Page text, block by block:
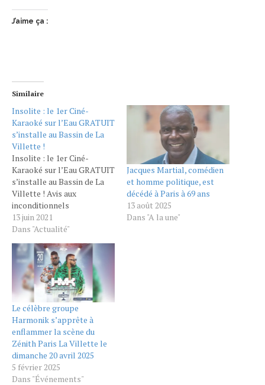
J’aime ça :
Similaire
Insolite : le 1er Ciné-
Karaoké sur l’Eau GRATUIT
s’installe au Bassin de La
Villette !
Insolite : le 1er Ciné-
Karaoké sur l’Eau GRATUIT
s’installe au Bassin de La
Villette ! Avis aux
inconditionnels
d’expériences insolites ! À
l’occasion de la Fête de la
Musique le 21 juin prochain,
Häagen‑Dazs vous réserve
une surprise de taille,
dévoilant le 1er Ciné-
Karaoké sur l’Eau sur le
Bassin de…
13 juin 2021
Dans "Actualité"
Jacques Martial, comédien
et homme politique, est
décédé à Paris à 69 ans
13 août 2025
Dans "A la une"
Le célèbre groupe
Harmonik s’apprête à
enflammer la scène du
Zénith Paris La Villette le
dimanche 20 avril 2025
5 février 2025
Dans "Événements"